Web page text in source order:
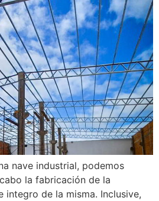
nave industrial, podemos
la fabricación de la
integro de la misma. Inclusive,